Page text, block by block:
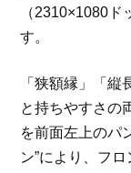
（2310×1080
す。
「狭額縁」「
と持ちやすさの
を前面左上のパ
ン”により、フ